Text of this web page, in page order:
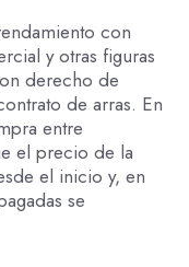
con
y otras figuras
derecho de
de arras. En
entre
el precio de la
el inicio y, en
se